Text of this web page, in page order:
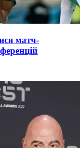
матч-